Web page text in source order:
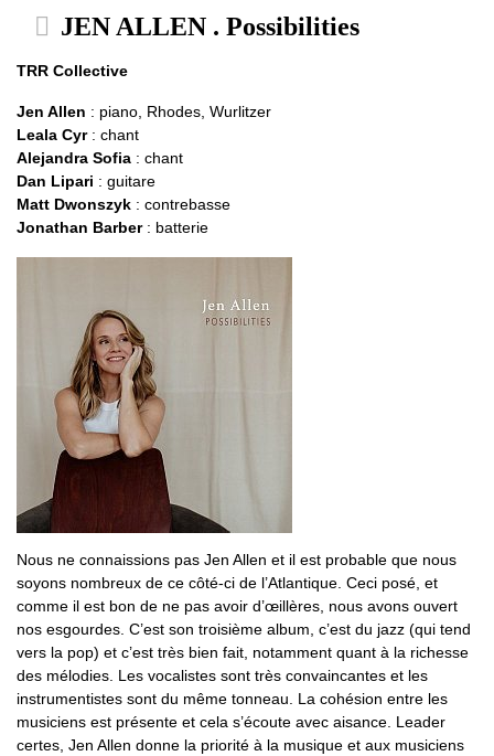
JEN ALLEN . Possibilities
TRR Collective
Jen Allen : piano, Rhodes, Wurlitzer
Leala Cyr: chant
Alejandra Sofia : chant
Dan Lipari : guitare
Matt Dwonszyk : contrebasse
Jonathan Barber: batterie
Nous ne connaissions pas Jen Allen et il est probable que nous
soyons nombreux de ce côté-ci de l’Atlantique. Ceci posé, et
comme il est bon de ne pas avoir d’œillères, nous avons ouvert
nos esgourdes. C’est son troisième album, c’est du jazz (qui tend
vers la pop) et c’est très bien fait, notamment quant à la richesse
des mélodies. Les vocalistes sont très convaincantes et les
instrumentistes sont du même tonneau. La cohésion entre les
musiciens est présente et cela s’écoute avec aisance. Leader
certes, Jen Allen donne la priorité à la musique et aux musiciens